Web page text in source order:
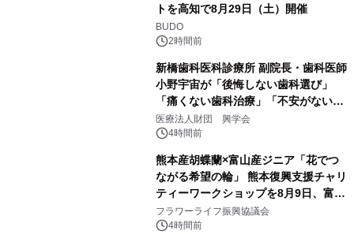
トを高知で8月29日（土）開催
BUDO
2時間前
新橋歯科医科診療所 副院長・歯科医師
小野宇宙が「後悔しない歯科選び」
「痛くない歯科治療」「不安がない治
療計画」をテーマに専門監修
医療法人財団 興学会
4時間前
熊本産胡蝶蘭×富山産ジニア「花でつ
ながる希望の輪」 熊本復興支援チャリ
ティーワークショップを8月9日、富
山・射水で開催
フラワーライフ振興協議会
4時間前